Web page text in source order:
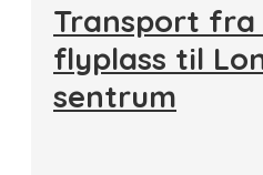
Transport fra
flyplass til
sentrum